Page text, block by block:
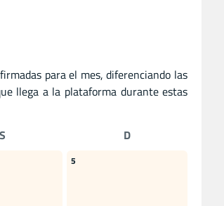
para el mes, diferenciando las
llega a la plataforma durante estas
S D
5